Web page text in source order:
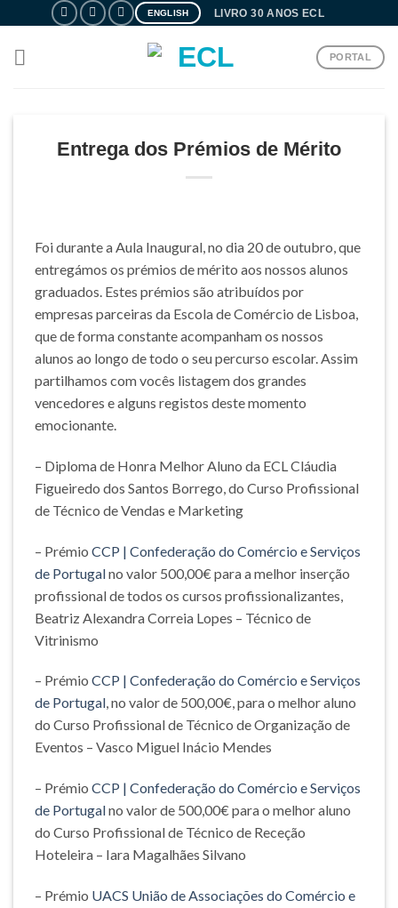
content
ENGLISH LIVRO 30 ANOS ECL
PORTAL
Entrega dos Prémios de Mérito
Foi durante a Aula Inaugural, no dia 20 de outubro, que
entregámos os prémios de mérito aos nossos alunos
graduados. Estes prémios são atribuídos por
empresas parceiras da Escola de Comércio de Lisboa,
que de forma constante acompanham os nossos
alunos ao longo de todo o seu percurso escolar. Assim
partilhamos com vocês listagem dos grandes
vencedores e alguns registos deste momento
emocionante.
– Diploma de Honra Melhor Aluno da ECL Cláudia
Figueiredo dos Santos Borrego, do Curso Profissional
de Técnico de Vendas e Marketing
– Prémio CCP | Confederação do Comércio e Serviços
de Portugalno valor 500,00€ para a melhor inserção
profissional de todos os cursos profissionalizantes,
Beatriz Alexandra Correia Lopes – Técnico de
Vitrinismo
– Prémio CCP | Confederação do Comércio e Serviços
de Portugal, no valor de 500,00€, para o melhor aluno
do Curso Profissional de Técnico de Organização de
Eventos – Vasco Miguel Inácio Mendes
– Prémio CCP | Confederação do Comércio e Serviços
de Portugalno valor de 500,00€ para o melhor aluno
do Curso Profissional de Técnico de Receção
Hoteleira – Iara Magalhães Silvano
– Prémio UACS União de Associações do Comércio e